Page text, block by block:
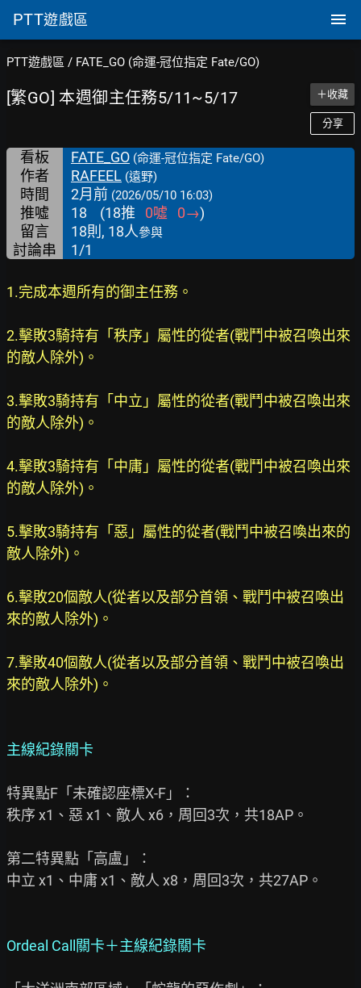
PTT遊戲區
PTT遊戲區 / FATE_GO (命運-冠位指定 Fate/GO)
[繁GO] 本週御主任務5/11~5/17 ＋收藏
分享
看板 FATE_GO (命運-冠位指定 Fate/GO)
作者 RAFEEL (遠野)
時間 2月前 (2026/05/10 16:03)
推噓 18 (18推 0噓 0→)
留言
18則, 18人參與
討論串 1/1
1.完成本週所有的御主任務。
2.擊敗3騎持有「秩序」屬性的從者(戰鬥中被召喚出來
的敵人除外)。
3.擊敗3騎持有「中立」屬性的從者(戰鬥中被召喚出來
的敵人除外)。
4.擊敗3騎持有「中庸」屬性的從者(戰鬥中被召喚出來
的敵人除外)。
5.擊敗3騎持有「惡」屬性的從者(戰鬥中被召喚出來的
敵人除外)。
6.擊敗20個敵人(從者以及部分首領、戰鬥中被召喚出
來的敵人除外)。
7.擊敗40個敵人(從者以及部分首領、戰鬥中被召喚出
來的敵人除外)。
主線紀錄關卡
特異點F「未確認座標X-F」：
秩序 x1、惡 x1、敵人 x6，周回3次，共18AP。
第二特異點「高盧」：
中立 x1、中庸 x1、敵人 x8，周回3次，共27AP。
Ordeal Call關卡＋主線紀錄關卡